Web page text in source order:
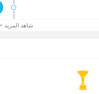
شاهد المزيد